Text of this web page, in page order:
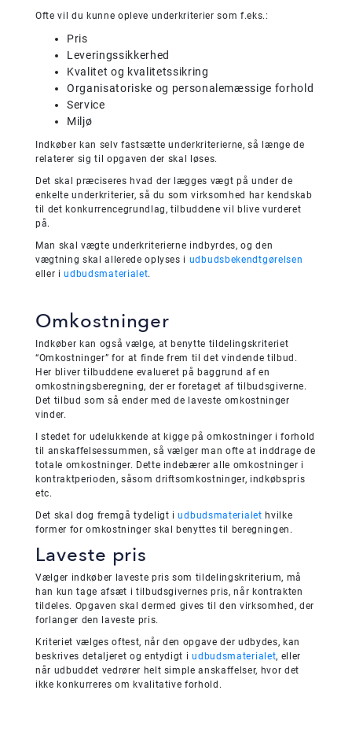
Ofte vil du kunne opleve underkriterier som f.eks.:
Pris
Leveringssikkerhed
Kvalitet og kvalitetssikring
Organisatoriske og personalemæssige forhold
Service
Miljø
Indkøber kan selv fastsætte underkriterierne, så længe de
relaterer sig til opgaven der skal løses.
Det skal præciseres hvad der lægges vægt på under de
enkelte underkriterier, så du som virksomhed har kendskab
til det konkurrencegrundlag, tilbuddene vil blive vurderet
på.
Man skal vægte underkriterierne indbyrdes, og den
vægtning skal allerede oplyses i udbudsbekendtgørelsen
eller iudbudsmaterialet.
Omkostninger
Indkøber kan også vælge, at benytte tildelingskriteriet
“Omkostninger” for at finde frem til det vindende tilbud.
Her bliver tilbuddene evalueret på baggrund af en
omkostningsberegning, der er foretaget af tilbudsgiverne.
Det tilbud som så ender med de laveste omkostninger
vinder.
I stedet for udelukkende at kigge på omkostninger i forhold
til anskaffelsessummen, så vælger man ofte at inddrage de
totale omkostninger. Dette indebærer alle omkostninger i
kontraktperioden, såsom driftsomkostninger, indkøbspris
etc.
Det skal dog fremgå tydeligt iudbudsmaterialet hvilke
former for omkostninger skal benyttes til beregningen.
Laveste pris
Vælger indkøber laveste pris som tildelingskriterium, må
han kun tage afsæt i tilbudsgivernes pris, når kontrakten
tildeles. Opgaven skal dermed gives til den virksomhed, der
forlanger den laveste pris.
Kriteriet vælges oftest, når den opgave der udbydes, kan
beskrives detaljeret og entydigt iudbudsmaterialet, eller
når udbuddet vedrører helt simple anskaffelser, hvor det
ikke konkurreres om kvalitative forhold.